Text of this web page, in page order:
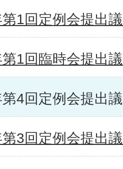
1回定例会提出
1回臨時会提出
4回定例会提出
3回定例会提出